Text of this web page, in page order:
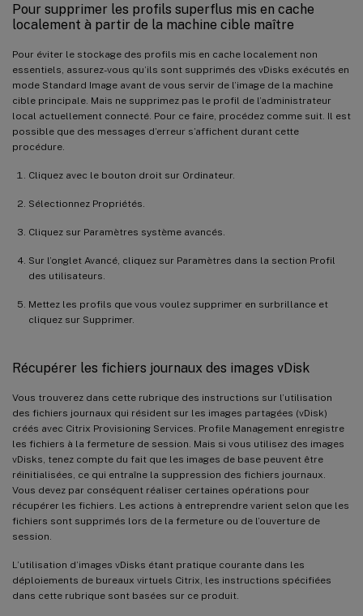
Pour supprimer les profils superflus mis en cache
localement à partir de la machine cible maître
Pour éviter le stockage des profils mis en cache localement non
essentiels, assurez-vous qu’ils sont supprimés des vDisks exécutés en
mode Standard Image avant de vous servir de l’image de la machine
cible principale. Mais ne supprimez pas le profil de l’administrateur
local actuellement connecté. Pour ce faire, procédez comme suit. Il est
possible que des messages d’erreur s’affichent durant cette
procédure.
Cliquez avec le bouton droit sur Ordinateur.
Sélectionnez Propriétés.
Cliquez sur Paramètres système avancés.
Sur l’onglet Avancé, cliquez sur Paramètres dans la section Profil
des utilisateurs.
Mettez les profils que vous voulez supprimer en surbrillance et
cliquez sur Supprimer.
Récupérer les fichiers journaux des images vDisk
Vous trouverez dans cette rubrique des instructions sur l’utilisation
des fichiers journaux qui résident sur les images partagées (vDisk)
créés avec Citrix Provisioning Services. Profile Management enregistre
les fichiers à la fermeture de session. Mais si vous utilisez des images
vDisks, tenez compte du fait que les images de base peuvent être
réinitialisées, ce qui entraîne la suppression des fichiers journaux.
Vous devez par conséquent réaliser certaines opérations pour
récupérer les fichiers. Les actions à entreprendre varient selon que les
fichiers sont supprimés lors de la fermeture ou de l’ouverture de
session.
L’utilisation d’images vDisks étant pratique courante dans les
déploiements de bureaux virtuels Citrix, les instructions spécifiées
dans cette rubrique sont basées sur ce produit.